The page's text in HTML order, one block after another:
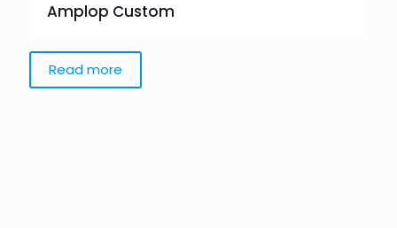
Amplop Custom
Read more